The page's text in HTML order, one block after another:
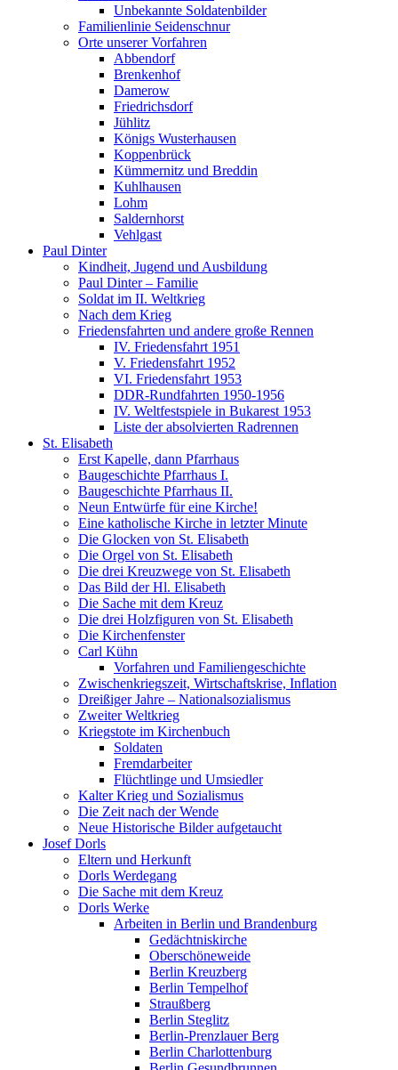
Unbekannte Soldatenbilder
Familienlinie Seidenschnur
Orte unserer Vorfahren
Abbendorf
Brenkenhof
Damerow
Friedrichsdorf
Jühlitz
Königs Wusterhausen
Koppenbrück
Kümmernitz und Breddin
Kuhlhausen
Lohm
Saldernhorst
Vehlgast
Paul Dinter
Kindheit, Jugend und Ausbildung
Paul Dinter – Familie
Soldat im II. Weltkrieg
Nach dem Krieg
Friedensfahrten und andere große Rennen
IV. Friedensfahrt 1951
V. Friedensfahrt 1952
VI. Friedensfahrt 1953
DDR-Rundfahrten 1950-1956
IV. Weltfestspiele in Bukarest 1953
Liste der absolvierten Radrennen
St. Elisabeth
Erst Kapelle, dann Pfarrhaus
Baugeschichte Pfarrhaus I.
Baugeschichte Pfarrhaus II.
Neun Entwürfe für eine Kirche!
Eine katholische Kirche in letzter Minute
Die Glocken von St. Elisabeth
Die Orgel von St. Elisabeth
Die drei Kreuzwege von St. Elisabeth
Das Bild der Hl. Elisabeth
Die Sache mit dem Kreuz
Die drei Holzfiguren von St. Elisabeth
Die Kirchenfenster
Carl Kühn
Vorfahren und Familiengeschichte
Zwischenkriegszeit, Wirtschaftskrise, Inflation
Dreißiger Jahre – Nationalsozialismus
Zweiter Weltkrieg
Kriegstote im Kirchenbuch
Soldaten
Fremdarbeiter
Flüchtlinge und Umsiedler
Kalter Krieg und Sozialismus
Die Zeit nach der Wende
Neue Historische Bilder aufgetaucht
Josef Dorls
Eltern und Herkunft
Dorls Werdegang
Die Sache mit dem Kreuz
Dorls Werke
Arbeiten in Berlin und Brandenburg
Gedächtniskirche
Oberschöneweide
Berlin Kreuzberg
Berlin Tempelhof
Straußberg
Berlin Steglitz
Berlin-Prenzlauer Berg
Berlin Charlottenburg